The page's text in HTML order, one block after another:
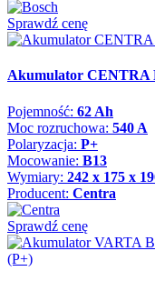
Sprawdź cenę
Akumulator CENTRA
Pojemność: 62 Ah
Moc rozruchowa: 540 A
Polaryzacja: P+
Mocowanie: B13
Wymiary: 242 x 175 x
Producent: Centra
Sprawdź cenę